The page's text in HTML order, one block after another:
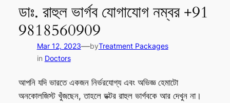
ডাঃ. রাহুল ভার্গব যোগাযোগ নম্বর +91
9818560909
Mar 12, 2023—byTreatment Packages
in Doctors
আপনি যদি ভারতে একজন নির্ভরযোগ্য এবং অভিজ্ঞ হেমাটো
অনকোলজিস্ট খুঁজছেন, তাহলে ডক্টর রাহুল ভার্গবকে আর দেখুন না।